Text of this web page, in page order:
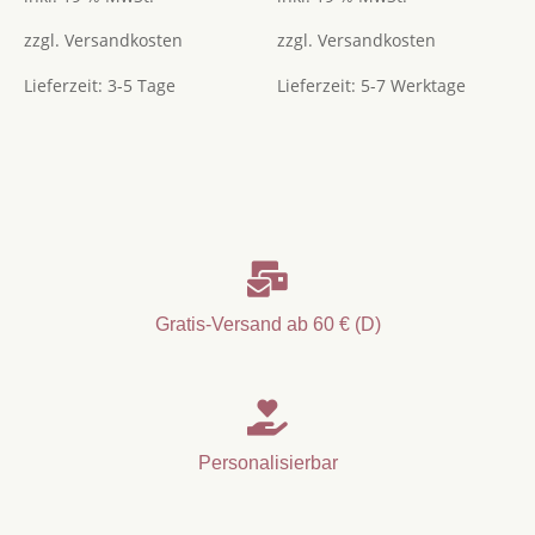
zzgl. Versandkosten
Lieferzeit: 3-5 Tage
zzgl.Versandkosten
Lieferzeit: 5-7 Werktage

Gratis-Versand ab 60 € (D)

Personalisierbar